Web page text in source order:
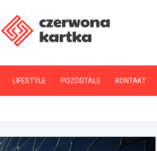
CzerwonaKartka.pl
LIFESTYLE POZOSTAŁE KONTAKT